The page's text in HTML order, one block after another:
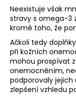
Neexistuje však
stravy s omega-3
kromě toho, že
Ačkoli tedy
při kožních
mohou prospívat
onemocněním,
podporovaly
zlepšení vzhledu